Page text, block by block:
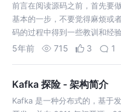
前言在阅读源码之前，首先要
基本的一步，不要觉得麻烦或
码的过程中得到一些教训和经
看不懂的地方d
5年前 715 3 1
Kafka 探险 - 架构简介
Kafka 是一种分布式的，基于